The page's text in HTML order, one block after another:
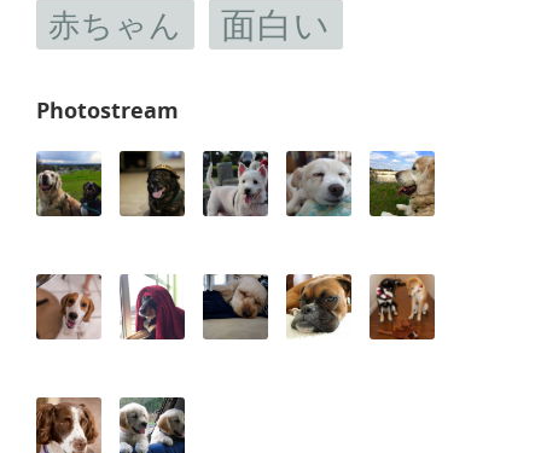
赤ちゃん 面白い
Photostream